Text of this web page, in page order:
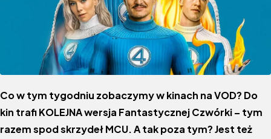
Co w tym tygodniu zobaczymy w kinach na VOD? Do
kin trafi KOLEJNA wersja Fantastycznej Czwórki – tym
razem spod skrzydeł MCU. A tak poza tym? Jest też